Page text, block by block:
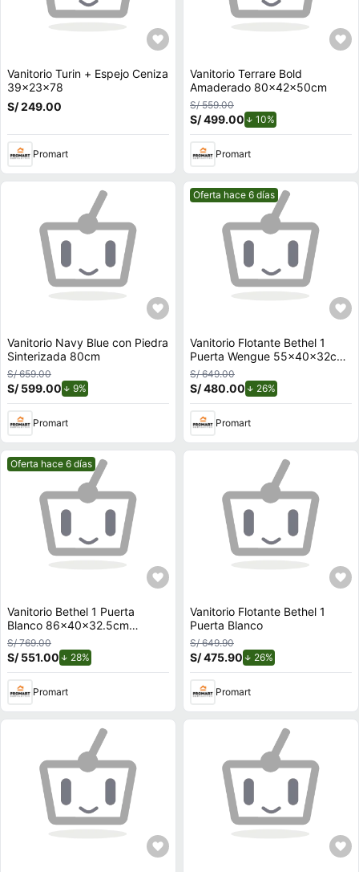
Vanitorio Turin + Espejo Ceniza
39x23x78
S/ 249.00
Promart
Vanitorio Terrare Bold
Amaderado 80x42x50cm
S/ 559.00
S/ 499.00 10%
Promart
Vanitorio Navy Blue con Piedra
Sinterizada 80cm
S/ 659.00
S/ 599.00 9%
Promart
Mejor precio.
Oferta hace 6 días
Vanitorio Flotante Bethel 1
Puerta Wengue 55x40x32cm
Tuhome
S/ 649.00
S/ 480.00 26%
Promart
Mejor precio.
Oferta hace 6 días
Vanitorio Bethel 1 Puerta
Blanco 86x40x32.5cm
Tuhome
S/ 769.00
S/ 551.00 28%
Promart
Vanitorio Flotante Bethel 1
Puerta Blanco
S/ 649.90
S/ 475.90 26%
Promart